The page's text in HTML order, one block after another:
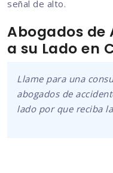
señal de alto.
Abogados de
a su Lado en
Llame para una
abogados de
lado por que reciba